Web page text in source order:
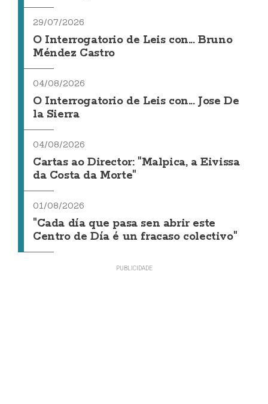
29/07/2026
O Interrogatorio de Leis con... Bruno
Méndez Castro
04/08/2026
O Interrogatorio de Leis con... Jose De
la Sierra
04/08/2026
Cartas ao Director: "Malpica, a Eivissa
da Costa da Morte"
01/08/2026
"Cada día que pasa sen abrir este
Centro de Día é un fracaso colectivo"